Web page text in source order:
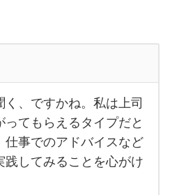
、ですかね。私は上司
てもらえるタイプだと
仕事でのアドバイスなど
践してみることを心がけ